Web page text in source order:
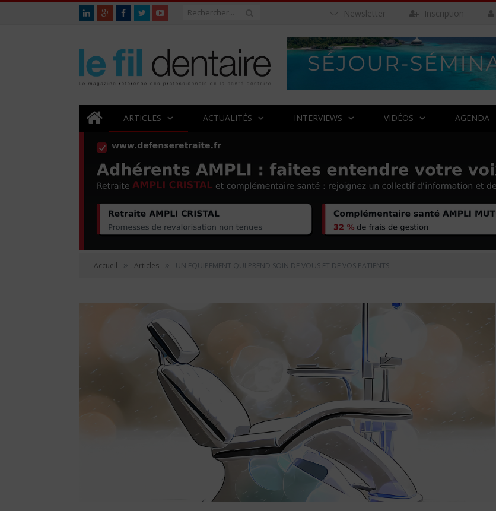
Inscription
Newsletter
ARTICLES ACTUALITÉS INTERVIEWS VIDÉOS AGENDA
Accueil » Articles » UN EQUIPEMENT QUI PREND SOIN DE VOUS ET DE VOS PATIENTS